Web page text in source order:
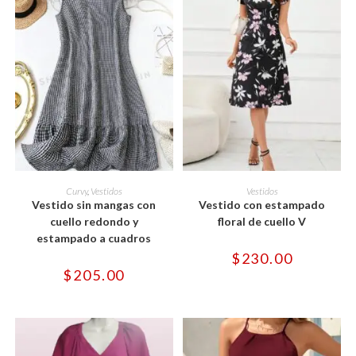
SELECCIONAR OPCIONES
producto
tiene
múltiples
variantes.
opciones
elegir
de
producto
Curvy, Vestidos
Vestido sin mangas con
cuello redondo y
estampado a cuadros
$205.00
SELECCIONAR OPCIONES
producto
tiene
múltiples
variantes.
se
pueden
de
producto
Vestidos
Vestido con estampado
floral de cuello V
$230.00